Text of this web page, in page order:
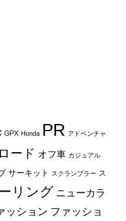
GPX Honda PR アドベンチャ
ード オフ車 カジュアル
サーキット スクランブラー ス
リング ニューカラ
ッション ファッショ